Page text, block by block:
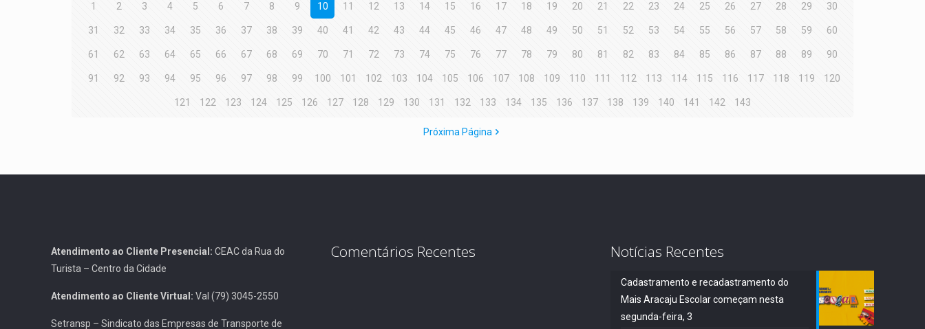
1 2 3 4 5 6 7 8 9 10 11 12 13 14 15 16 17 18 19 20 21 22 23 24 25 26 27 28 29 30
31 32 33 34 35 36 37 38 39 40 41 42 43 44 45 46 47 48 49 50 51 52 53 54 55 56 57 58 59 60
61 62 63 64 65 66 67 68 69 70 71 72 73 74 75 76 77 78 79 80 81 82 83 84 85 86 87 88 89 90
91 92 93 94 95 96 97 98 99 100 101 102 103 104 105 106 107 108 109 110 111 112 113 114 115 116 117 118 119 120
121 122 123 124 125 126 127 128 129 130 131 132 133 134 135 136 137 138 139 140 141 142 143
Próxima Página
Atendimento ao Cliente Presencial: CEAC da Rua do
Turista – Centro da Cidade
Atendimento ao Cliente Virtual: Val (79) 3045-2550
Setransp – Sindicato das Empresas de Transporte de
Comentários Recentes Notícias Recentes
Cadastramento e recadastramento do
Mais Aracaju Escolar começam nesta
segunda-feira, 3